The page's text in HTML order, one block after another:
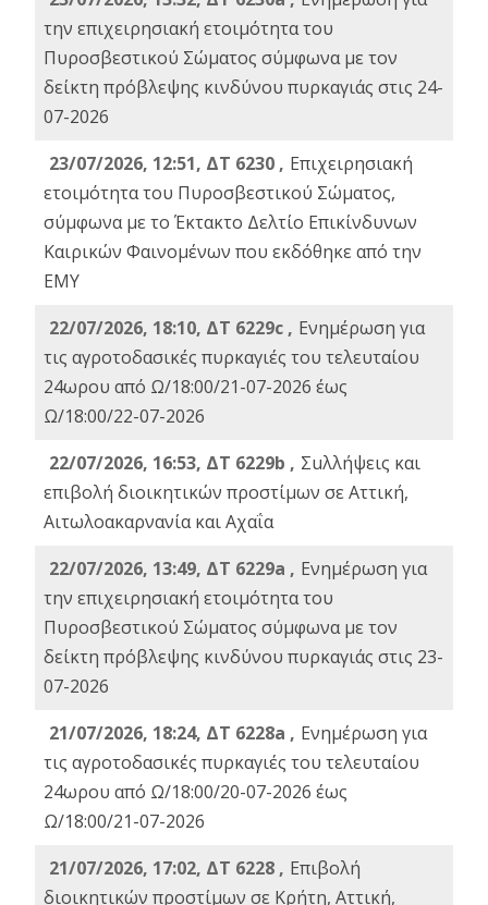
την επιχειρησιακή ετοιμότητα του
Πυροσβεστικού Σώματος σύμφωνα με τον
δείκτη πρόβλεψης κινδύνου πυρκαγιάς στις 24-
07-2026
23/07/2026, 12:51, ΔΤ 6230 , Επιχειρησιακή
ετοιμότητα του Πυροσβεστικού Σώματος,
σύμφωνα με το Έκτακτο Δελτίο Επικίνδυνων
Καιρικών Φαινομένων που εκδόθηκε από την
ΕΜΥ
22/07/2026, 18:10, ΔΤ 6229c , Ενημέρωση για
τις αγροτοδασικές πυρκαγιές του τελευταίου
24ωρου από Ω/18:00/21-07-2026 έως
Ω/18:00/22-07-2026
22/07/2026, 16:53, ΔΤ 6229b , Σuλλήψεις και
επιβολή διοικητικών προστίμων σε Αττική,
Αιτωλοακαρνανία και Αχαΐα
22/07/2026, 13:49, ΔΤ 6229a , Ενημέρωση για
την επιχειρησιακή ετοιμότητα του
Πυροσβεστικού Σώματος σύμφωνα με τον
δείκτη πρόβλεψης κινδύνου πυρκαγιάς στις 23-
07-2026
21/07/2026, 18:24, ΔΤ 6228a , Ενημέρωση για
τις αγροτοδασικές πυρκαγιές του τελευταίου
24ωρου από Ω/18:00/20-07-2026 έως
Ω/18:00/21-07-2026
21/07/2026, 17:02, ΔΤ 6228 , Επιβολή
διοικητικών προστίμων σε Κρήτη, Αττική,